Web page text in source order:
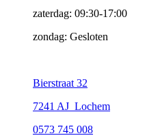
zaterdag: 09:30-17:00
zondag: Gesloten
Bierstraat 32
7241 AJ Lochem
0573 745 008